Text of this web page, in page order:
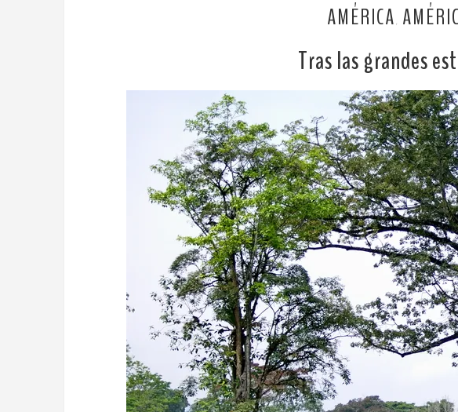
AMÉRICA
Tras las grandes